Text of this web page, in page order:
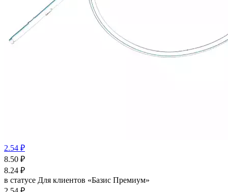
2.54 ₽
8.50 ₽
8.24 ₽
в статусе Для клиентов «Базис Премиум»